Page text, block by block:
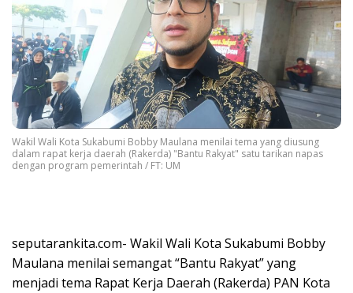
Wakil Wali Kota Sukabumi Bobby Maulana menilai tema yang diusung
dalam rapat kerja daerah (Rakerda) "Bantu Rakyat" satu tarikan napas
dengan program pemerintah / FT: UM
seputarankita.com- Wakil Wali Kota Sukabumi Bobby
Maulana menilai semangat “Bantu Rakyat” yang
menjadi tema Rapat Kerja Daerah (Rakerda) PAN Kota